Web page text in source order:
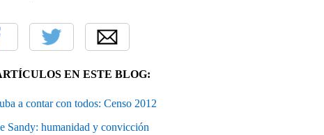
EN ESTE BLOG:
a contar con todos: Censo 2012
Sandy: humanidad y convicción